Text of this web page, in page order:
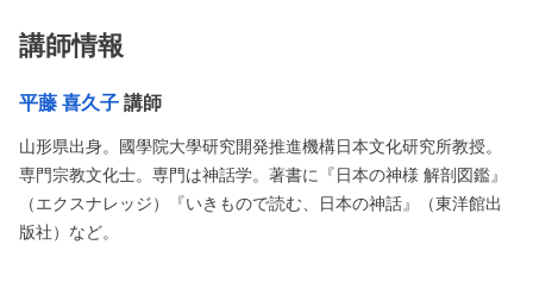
講師情報
平藤 喜久子 講師
山形県出身。國學院大學研究開発推進機構日本文化研究所教授。
専門宗教文化士。専門は神話学。著書に『日本の神様 解剖図鑑』
（エクスナレッジ）『いきもので読む、日本の神話』（東洋館出
版社）など。